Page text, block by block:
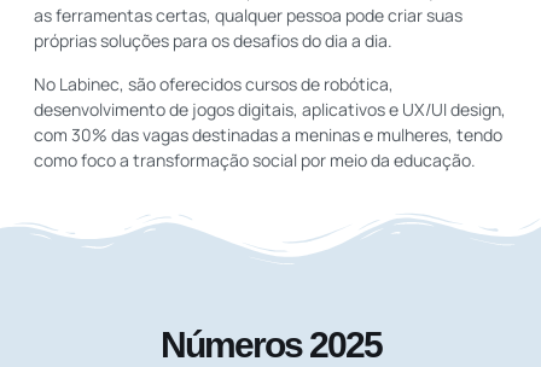
as ferramentas certas, qualquer pessoa pode criar suas
próprias soluções para os desafios do dia a dia.
No Labinec, são oferecidos cursos de robótica,
desenvolvimento de jogos digitais, aplicativos e UX/UI design,
com 30% das vagas destinadas a meninas e mulheres, tendo
como foco a transformação social por meio da educação.
Números 2025